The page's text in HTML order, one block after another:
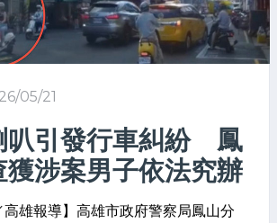
05/21
叭引發行車糾紛 鳳
獲涉案男子依法究辦
高雄報導】高雄市政府警察局鳳山分